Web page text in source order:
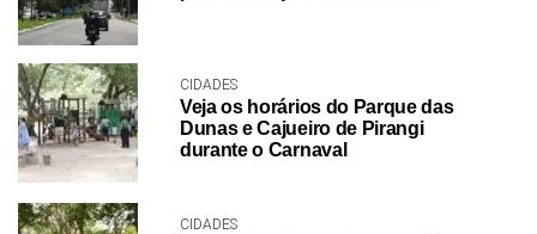
CIDADES
Veja os horários do Parque das
Dunas e Cajueiro de Pirangi
durante o Carnaval
CIDADES